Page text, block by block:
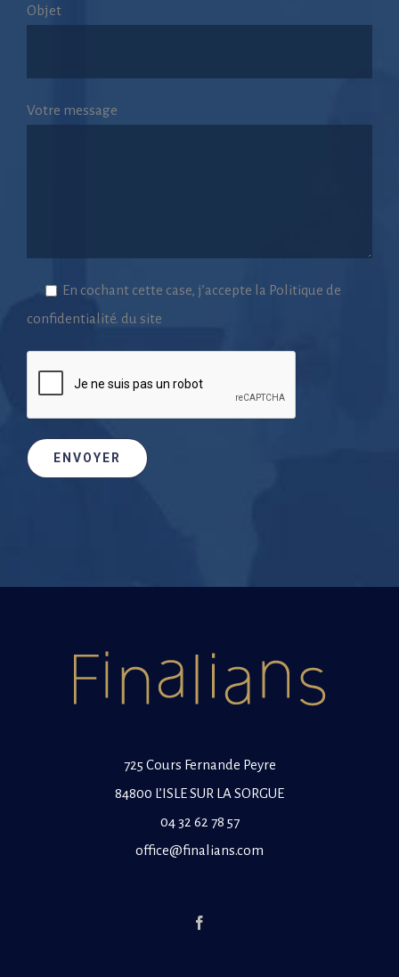
Objet
Votre message
En cochant cette case, j’accepte la Politique de
confidentialité. du site
725 Cours Fernande Peyre
84800 L’ISLE SUR LA SORGUE
04 32 62 78 57
office@finalians.com